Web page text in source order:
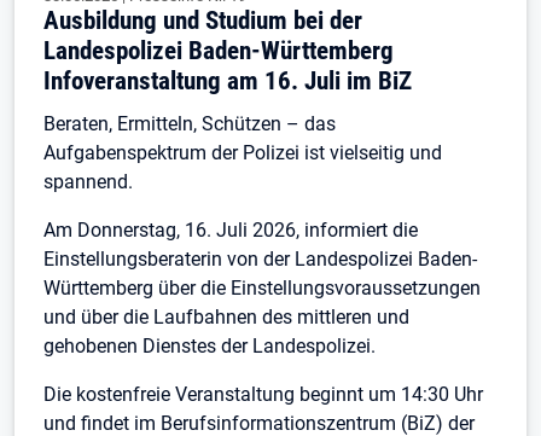
Ausbildung und Studium bei der
Landespolizei Baden-Württemberg
Infoveranstaltung am 16. Juli im BiZ
Beraten, Ermitteln, Schützen – das
Aufgabenspektrum der Polizei ist vielseitig und
spannend.
Am Donnerstag, 16. Juli 2026, informiert die
Einstellungsberaterin von der Landespolizei Baden-
Württemberg über die Einstellungsvoraussetzungen
und über die Laufbahnen des mittleren und
gehobenen Dienstes der Landespolizei.
Die kostenfreie Veranstaltung beginnt um 14:30 Uhr
und findet im Berufsinformationszentrum (BiZ) der